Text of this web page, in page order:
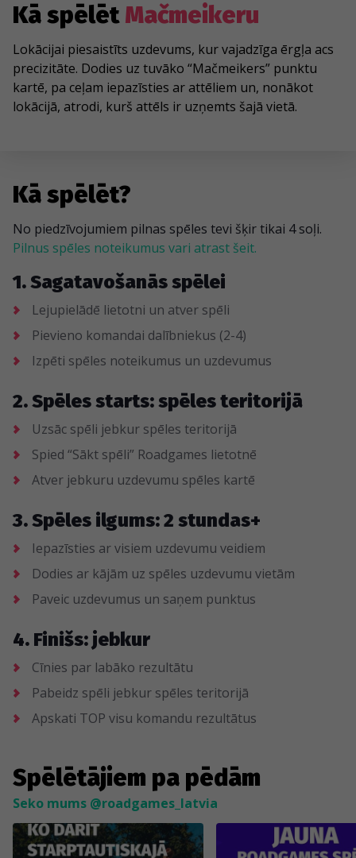
Kā spēlētMačmeikeru
Lokācijai piesaistīts uzdevums, kur vajadzīga ērgļa acs
precizitāte. Dodies uz tuvāko “Mačmeikers” punktu
kartē, pa ceļam iepazīsties ar attēliem un, nonākot
lokācijā, atrodi, kurš attēls ir uzņemts šajā vietā.
Kā spēlēt?
No piedzīvojumiem pilnas spēles tevi šķir tikai 4 soļi.
Pilnus spēles noteikumus vari atrast šeit.
1. Sagatavošanās spēlei
Lejupielādē lietotni un atver spēli
Pievieno komandai dalībniekus (2-4)
Izpēti spēles noteikumus un uzdevumus
2. Spēles starts: spēles teritorijā
Uzsāc spēli jebkur spēles teritorijā
Spied “Sākt spēli” Roadgames lietotnē
Atver jebkuru uzdevumu spēles kartē
3. Spēles ilgums: 2 stundas+
Iepazīsties ar visiem uzdevumu veidiem
Dodies ar kājām uz spēles uzdevumu vietām
Paveic uzdevumus un saņem punktus
4. Finišs: jebkur
Cīnies par labāko rezultātu
Pabeidz spēli jebkur spēles teritorijā
Apskati TOP visu komandu rezultātus
Spēlētājiem pa pēdām
Seko mums @roadgames_latvia